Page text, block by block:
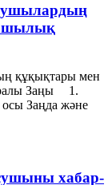
құқықтары мен
Заңы 1.
Заңда және
хабар-